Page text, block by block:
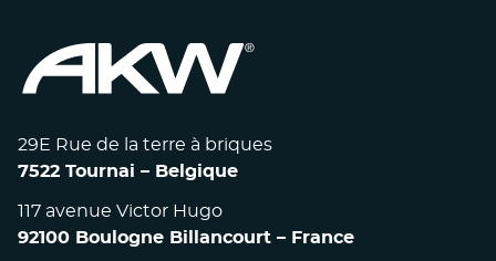
29E Rue de la terre à briques
7522 Tournai – Belgique
117 avenue Victor Hugo
92100 Boulogne Billancourt – France